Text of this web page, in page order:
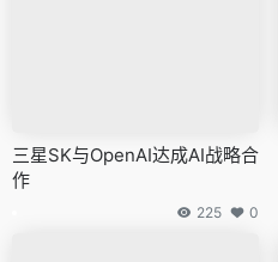
三星SK与OpenAI达成AI战略合
作
225 0